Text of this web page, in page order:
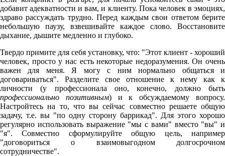
добавит адекватности и вам, и клиенту. Пока человек в эмоциях,
здраво рассуждать трудно. Перед каждым свои ответом берите
небольшую паузу, взвешивайте каждое слово. Восстановите
дыхание, дышите медленно и глубоко.
Твердо примите для себя установку, что: "Этот клиент - хороший
человек, просто у нас есть некоторые недоразумения. Он очень
важен для меня. Я могу с ним нормально общаться и
договариваться". Разделите свое отношение к нему как к
личности (у профессионала оно, конечно, должно быть
профессионально позитивным) и к обсуждаемому вопросу.
Настройтесь на то, что вы сейчас совместно решаете общую
задачу, т.е. вы "по одну сторону баррикад". Для этого хорошо
регулярно использовать выражение "мы с вами" вместо "вы" и
"я". Совместно сформулируйте общую цель, например
"договориться о взаимовыгодном долгосрочном
сотрудничестве".